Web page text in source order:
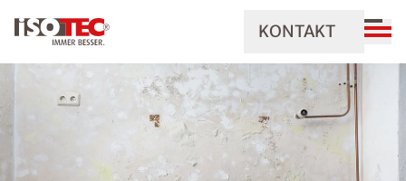
KONTAKT